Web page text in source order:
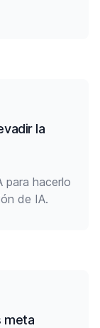
la
para hacerlo
de IA.
meta